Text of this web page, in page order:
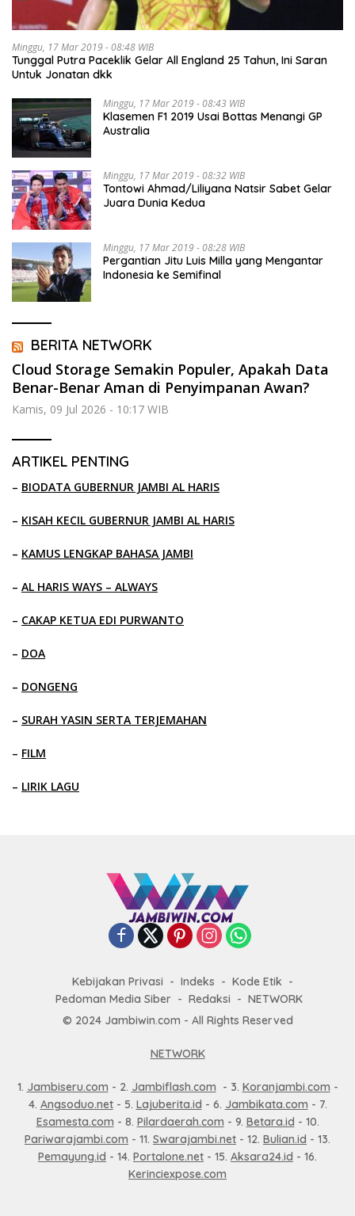
Minggu, 17 Mar 2019 - 08:48 WIB
Tunggal Putra Paceklik Gelar All England 25 Tahun, Ini Saran
Untuk Jonatan dkk
Minggu, 17 Mar 2019 - 08:43 WIB
Klasemen F1 2019 Usai Bottas Menangi GP
Australia
Minggu, 17 Mar 2019 - 08:32 WIB
Tontowi Ahmad/Liliyana Natsir Sabet Gelar
Juara Dunia Kedua
Minggu, 17 Mar 2019 - 08:28 WIB
Pergantian Jitu Luis Milla yang Mengantar
Indonesia ke Semifinal
BERITA NETWORK
Cloud Storage Semakin Populer, Apakah Data
Benar-Benar Aman di Penyimpanan Awan?
Kamis, 09 Jul 2026 - 10:17 WIB
ARTIKEL PENTING
– BIODATA GUBERNUR JAMBI AL HARIS
– KISAH KECIL GUBERNUR JAMBI AL HARIS
– KAMUS LENGKAP BAHASA JAMBI
– AL HARIS WAYS – ALWAYS
– CAKAP KETUA EDI PURWANTO
– DOA
– DONGENG
– SURAH YASIN SERTA TERJEMAHAN
– FILM
– LIRIK LAGU
Kebijakan Privasi Indeks
Kode Etik
Pedoman Media Siber
Redaksi
NETWORK
© 2024 Jambiwin.com - All Rights Reserved
NETWORK
1. Jambiseru.com - 2. Jambiflash.com - 3. Koranjambi.com -
4. Angsoduo.net- 5. Lajuberita.id - 6. Jambikata.com - 7.
Esamesta.com - 8. Pilardaerah.com - 9. Betara.id - 10.
Pariwarajambi.com - 11. Swarajambi.net - 12. Bulian.id - 13.
Pemayung.id - 14. Portalone.net - 15. Aksara24.id - 16.
Kerinciexpose.com